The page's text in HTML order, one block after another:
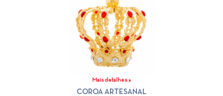
Mais detalhes »
COROA ARTESANAL